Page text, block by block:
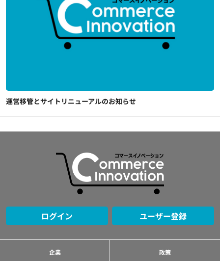
運営移管とサイトリニューアルのお知らせ
ログイン ユーザー登録
企業 政策